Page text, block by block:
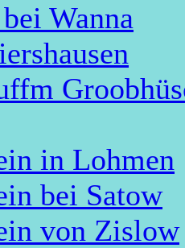
Wanna
in Lohmen
bei Satow
von Zislow